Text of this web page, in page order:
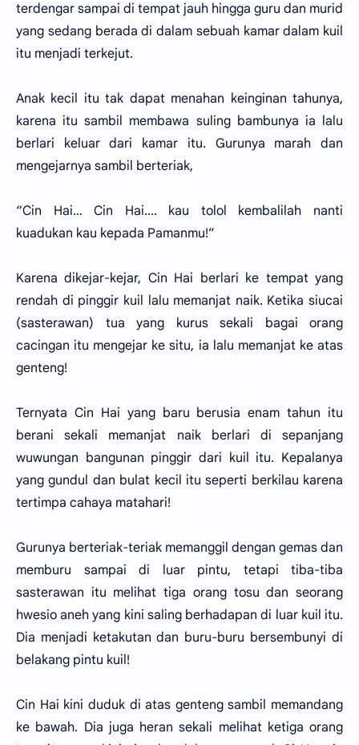
terdengar sampai di tempat jauh hingga guru dan murid
yang sedang berada di dalam sebuah kamar dalam kuil
itu menjadi terkejut.
Anak kecil itu tak dapat menahan keinginan tahunya,
karena itu sambil membawa suling bambunya ia lalu
berlari keluar dari kamar itu. Gurunya marah dan
mengejarnya sambil berteriak,
“Cin Hai… Cin Hai.... kau tolol kembalilah nanti
kuadukan kau kepada Pamanmu!”
Karena dikejar-kejar, Cin Hai berlari ke tempat yang
rendah di pinggir kuil lalu memanjat naik. Ketika siucai
(sasterawan) tua yang kurus sekali bagai orang
cacingan itu mengejar ke situ, ia lalu memanjat ke atas
genteng!
Ternyata Cin Hai yang baru berusia enam tahun itu
berani sekali memanjat naik berlari di sepanjang
wuwungan bangunan pinggir dari kuil itu. Kepalanya
yang gundul dan bulat kecil itu seperti berkilau karena
tertimpa cahaya matahari!
Gurunya berteriak-teriak memanggil dengan gemas dan
memburu sampai di luar pintu, tetapi tiba-tiba
sasterawan itu melihat tiga orang tosu dan seorang
hwesio aneh yang kini saling berhadapan di luar kuil itu.
Dia menjadi ketakutan dan buru-buru bersembunyi di
belakang pintu kuil!
Cin Hai kini duduk di atas genteng sambil memandang
ke bawah. Dia juga heran sekali melihat ketiga orang